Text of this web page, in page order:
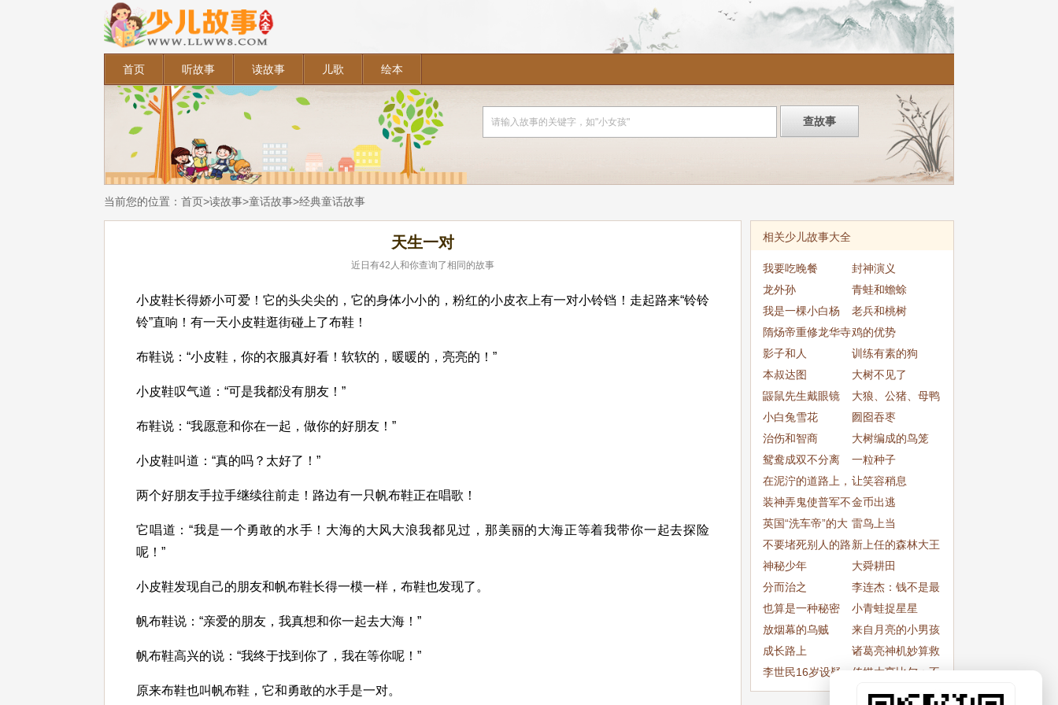
首页 听故事 读故事 儿歌 绘本
当前您的位置： 首页>读故事>童话故事>经典童话故事
天生一对
近日有42 人和你查询了相同的故事
小皮鞋长得娇小可爱！它的头尖尖的，它的身体小小的，粉红的小皮衣上有一对小铃铛！走起路来“铃铃
铃”直响！有一天小皮鞋逛街碰上了布鞋！
布鞋说：“小皮鞋，你的衣服真好看！软软的，暖暖的，亮亮的！”
小皮鞋叹气道：“可是我都没有朋友！”
布鞋说：“我愿意和你在一起，做你的好朋友！”
小皮鞋叫道：“真的吗？太好了！”
两个好朋友手拉手继续往前走！路边有一只帆布鞋正在唱歌！
它唱道：“我是一个勇敢的水手！大海的大风大浪我都见过，那美丽的大海正等着我带你一起去探险
呢！”
小皮鞋发现自己的朋友和帆布鞋长得一模一样，布鞋也发现了。
帆布鞋说：“亲爱的朋友，我真想和你一起去大海！”
帆布鞋高兴的说：“我终于找到你了，我在等你呢！”
原来布鞋也叫帆布鞋，它和勇敢的水手是一对。
相关少儿故事大全
我要吃晚餐
封神演义
龙外孙
青蛙和蟾蜍
我是一棵小白杨
老兵和桃树
隋炀帝重修龙华寺
的传说
鸡的优势
影子和人
训练有素的狗
本叔达图
大树不见了
鼹鼠先生戴眼镜
大狼、公猪、母鸭
和母鹅
小白兔雪花
囫囵吞枣
治伤和智商
大树编成的鸟笼
鸳鸯成双不分离
一粒种子
在泥泞的道路上，
才能印出清晰的脚
印
让笑容稍息
装神弄鬼使普军不
战而退
金币出逃
英国“洗车帝”的大
事业
雷鸟上当
不要堵死别人的路新上任的森林大王
神秘少年
大舜耕田
分而治之
李连杰：钱不是最
要紧的
也算是一种秘密
小青蛙捉星星
放烟幕的乌贼
来自月亮的小男孩
成长路上
诸葛亮神机妙算救
后人
李世民16岁设疑
兵退敌
传媒大亨比尔：不
要仇恨世界